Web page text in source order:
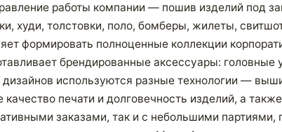
работы компании — пошив изделий под
худи, толстовки, поло, бомберы, жилеты,
формировать полноценные коллекции
брендированные аксессуары:
используются разные технологии —
печати и долговечность изделий, а
заказами, так и с небольшими